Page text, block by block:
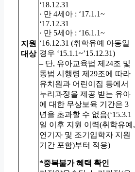
지원
대상
‘18.12.31
· 만 4세아 : ‘17.1.1~
‘17.12.31
· 만 5세아 : ‘16.1.1~
‘16.12.31 (취학유예 아동일
경우 ‘15.1.1~’15.12.31)
– 단, 유아교육법 제24조 및
동법 시행령 제29조에 따라
유치원과 어린이집 등에서
누리과정을 제공 받는 유아
에 대한 무상보육 기간은 3
년을 초과할 수 없음(‘15.3.1
일 이후 지원 이력(취학유예,
연기자 및 조기입학자 지원
기간 포함)부터 적용)
*중복불가 혜택 확인